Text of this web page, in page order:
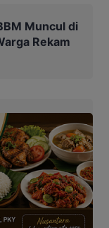
Muncul di
Rekam